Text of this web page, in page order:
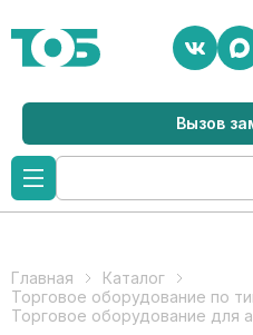
Вызов
Главная
Каталог
Торговое оборудование по
Торговое оборудование для